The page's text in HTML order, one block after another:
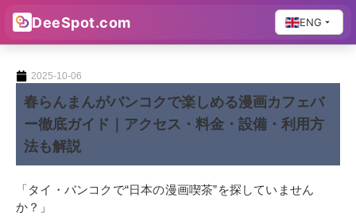
DeeSpot.com ENG
2025-10-06
春らんまんがバンコクで楽しめる漫画カフェバ
ー徹底ガイド｜アクセス・料金・設備・利用方
法も解説
「タイ・バンコクで“日本の漫画喫茶”を探していません
か？」